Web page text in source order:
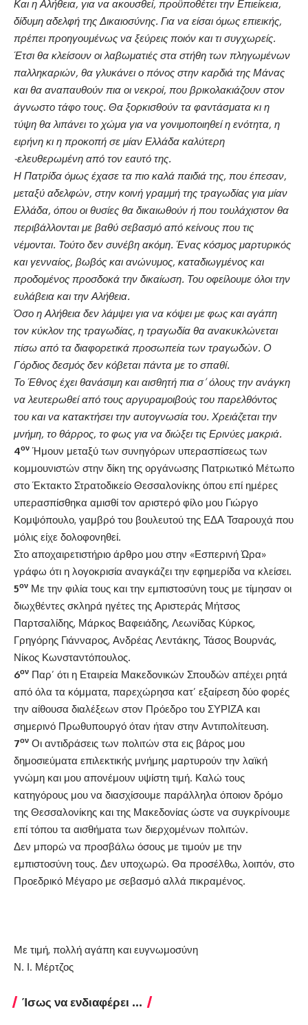
Και η Αλήθεια, για να ακουσθεί, προϋποθέτει την Επιείκεια,
δίδυμη αδελφή της Δικαιοσύνης. Για να είσαι όμως επιεικής,
πρέπει προηγουμένως να ξεύρεις ποιόν και τι συγχωρείς.
Έτσι θα κλείσουν οι λαβωματιές στα στήθη των πληγωμένων
παλληκαριών, θα γλυκάνει ο πόνος στην καρδιά της Μάνας
και θα αναπαυθούν πια οι νεκροί, που βρικολακιάζουν στον
άγνωστο τάφο τους. Θα ξορκισθούν τα φαντάσματα κι η
τύψη θα λιπάνει το χώμα για να γονιμοποιηθεί η ενότητα, η
ειρήνη κι η προκοπή σε μίαν Ελλάδα καλύτερη
-ελευθερωμένη από τον εαυτό της.
Η Πατρίδα όμως έχασε τα πιο καλά παιδιά της, που έπεσαν,
μεταξύ αδελφών, στην κοινή γραμμή της τραγωδίας για μίαν
Ελλάδα, όπου οι θυσίες θα δικαιωθούν ή που τουλάχιστον θα
περιβάλλονται με βαθύ σεβασμό από κείνους που τις
νέμονται. Τούτο δεν συνέβη ακόμη. Ένας κόσμος μαρτυρικός
και γενναίος, βωβός και ανώνυμος, καταδιωγμένος και
προδομένος προσδοκά την δικαίωση. Του οφείλουμε όλοι την
ευλάβεια και την Αλήθεια.
Όσο η Αλήθεια δεν λάμψει για να κόψει με φως και αγάπη
τον κύκλον της τραγωδίας, η τραγωδία θα ανακυκλώνεται
πίσω από τα διαφορετικά προσωπεία των τραγωδών. Ο
Γόρδιος δεσμός δεν κόβεται πάντα με το σπαθί.
Το Έθνος έχει θανάσιμη και αισθητή πια σ’ όλους την ανάγκη
να λευτερωθεί από τους αργυραμοιβούς του παρελθόντος
του και να κατακτήσει την αυτογνωσία του. Χρειάζεται την
μνήμη, το θάρρος, το φως για να διώξει τις Ερινύες μακριά.
4ον Ήμουν μεταξύ των συνηγόρων υπερασπίσεως των
κομμουνιστών στην δίκη της οργάνωσης Πατριωτικό Μέτωπο
στο Έκτακτο Στρατοδικείο Θεσσαλονίκης όπου επί ημέρες
υπερασπίσθηκα αμισθί τον αριστερό φίλο μου Γιώργο
Κομψόπουλο, γαμβρό του βουλευτού της ΕΔΑ Τσαρουχά που
μόλις είχε δολοφονηθεί.
Στο αποχαιρετιστήριο άρθρο μου στην «Εσπερινή Ώρα»
γράφω ότι η λογοκρισία αναγκάζει την εφημερίδα να κλείσει.
5ον Με την φιλία τους και την εμπιστοσύνη τους με τίμησαν οι
διωχθέντες σκληρά ηγέτες της Αριστεράς Μήτσος
Παρτσαλίδης, Μάρκος Βαφειάδης, Λεωνίδας Κύρκος,
Γρηγόρης Γιάνναρος, Ανδρέας Λεντάκης, Τάσος Βουρνάς,
Νίκος Κωνσταντόπουλος.
6ον Παρ’ ότι η Εταιρεία Μακεδονικών Σπουδών απέχει ρητά
από όλα τα κόμματα, παρεχώρησα κατ’ εξαίρεση δύο φορές
την αίθουσα διαλέξεων στον Πρόεδρο του ΣΥΡΙΖΑ και
σημερινό Πρωθυπουργό όταν ήταν στην Αντιπολίτευση.
7ον Οι αντιδράσεις των πολιτών στα εις βάρος μου
δημοσιεύματα επιλεκτικής μνήμης μαρτυρούν την λαϊκή
γνώμη και μου απονέμουν υψίστη τιμή. Καλώ τους
κατηγόρους μου να διασχίσουμε παράλληλα όποιον δρόμο
της Θεσσαλονίκης και της Μακεδονίας ώστε να συγκρίνουμε
επί τόπου τα αισθήματα των διερχομένων πολιτών.
Δεν μπορώ να προσβάλω όσους με τιμούν με την
εμπιστοσύνη τους. Δεν υποχωρώ. Θα προσέλθω, λοιπόν, στο
Προεδρικό Μέγαρο με σεβασμό αλλά πικραμένος.
Με τιμή, πολλή αγάπη και ευγνωμοσύνη
Ν. Ι. Μέρτζος
Ίσως να ενδιαφέρει ...